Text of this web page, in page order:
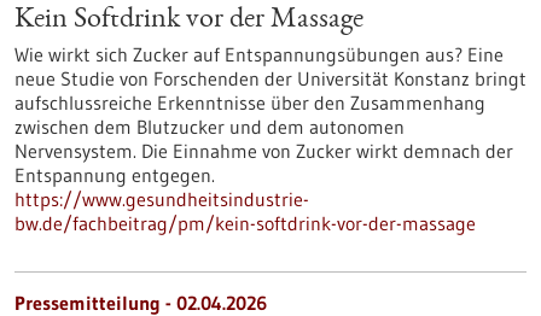
Kein Softdrink vor der Massage
Wie wirkt sich Zucker auf Entspannungsübungen aus? Eine
neue Studie von Forschenden der Universität Konstanz bringt
aufschlussreiche Erkenntnisse über den Zusammenhang
zwischen dem Blutzucker und dem autonomen
Nervensystem. Die Einnahme von Zucker wirkt demnach der
Entspannung entgegen.
https://www.gesundheitsindustrie-
bw.de/fachbeitrag/pm/kein-softdrink-vor-der-massage
Pressemitteilung - 02.04.2026